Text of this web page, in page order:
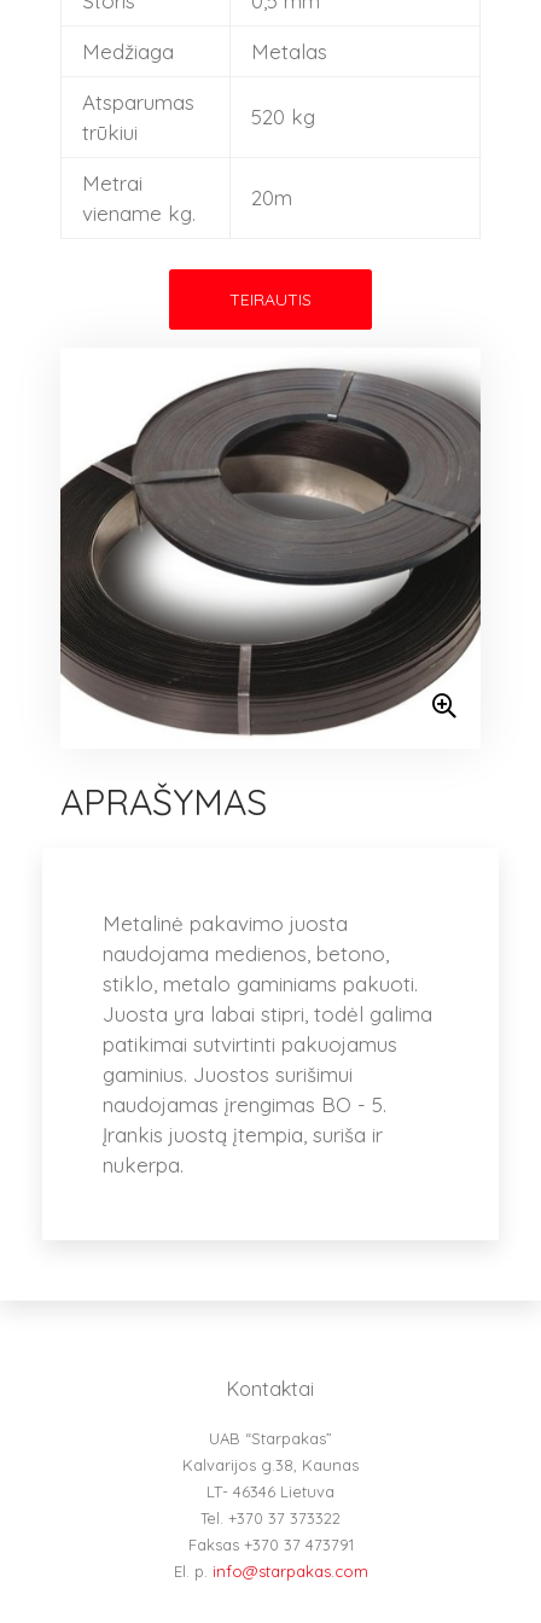
Maistinės plėvelės ir popierius
Plėvelė šienainiui
Rulonavimo tinklas
Medžiaga
Metalas
Atsparumas
trūkiui
520 kg
Metrai
viename kg.
20m
TEIRAUTIS
APRAŠYMAS
Metalinė pakavimo juosta
naudojama medienos, betono,
stiklo, metalo gaminiams pakuoti.
Juosta yra labai stipri, todėl galima
patikimai sutvirtinti pakuojamus
gaminius. Juostos surišimui
naudojamas įrengimas BO - 5.
Įrankis juostą įtempia, suriša ir
nukerpa.
Kontaktai
UAB “Starpakas”
Kalvarijos g.38, Kaunas
LT- 46346 Lietuva
Tel. +370 37 373322
Faksas +370 37 473791
El. p. info@starpakas.com